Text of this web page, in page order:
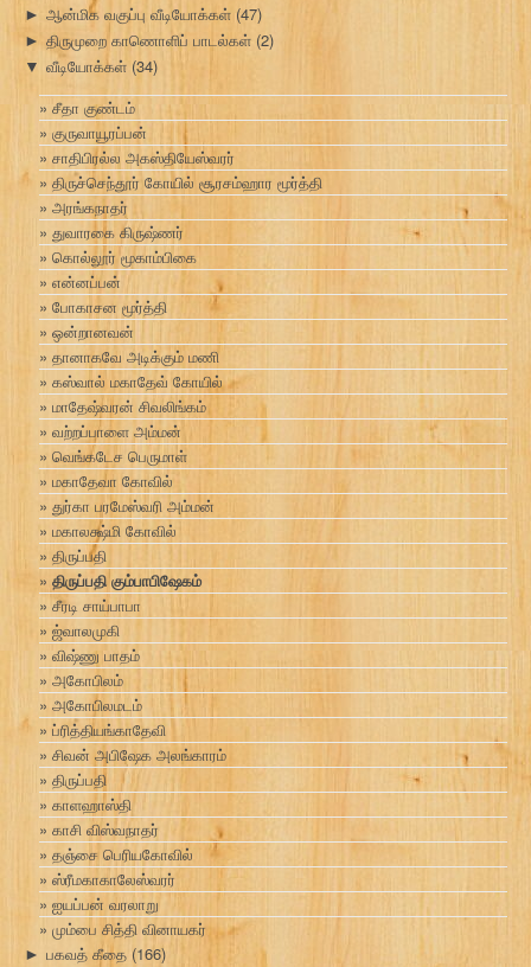
► ஆன்மிக வகுப்பு வீடியோக்கள் (47)
► திருமுறை காணொளிப் பாடல்கள் (2)
▼ வீடியோக்கள் (34)
சீதா குண்டம்
குருவாயூரப்பன்
சாதிபிரல்ல அகஸ்தியேஸ்வரர்
திருச்செந்தூர் கோயில் சூரசம்ஹார மூர்த்தி
அரங்கநாதர்
துவாரகை கிருஷ்ணர்
கொல்லூர் மூகாம்பிகை
என்னப்பன்
போகாசன மூர்த்தி
ஒன்றானவன்
தானாகவே அடிக்கும் மணி
கஸ்வால் மகாதேவ் கோயில்
மாதேஷ்வரன் சிவலிங்கம்
வற்றப்பாளை அம்மன்
வெங்கடேச பெருமாள்
மகாதேவா கோவில்
துர்கா பரமேஸ்வரி அம்மன்
மகாலக்ஷ்மி கோவில்
திருப்பதி
திருப்பதி கும்பாபிஷேகம்
சீரடி சாய்பாபா
ஜ்வாலமுகி
விஷ்ணு பாதம்
அகோபிலம்
அகோபிலமடம்
ப்ரித்தியங்காதேவி
சிவன் அபிஷேக அலங்காரம்
திருப்பதி
காளஹாஸ்தி
காசி விஸ்வநாதர்
தஞ்சை பெரியகோவில்
ஸ்ரீமகாகாலேஸ்வரர்
ஐயப்பன் வரலாறு
மும்பை சித்தி வினாயகர்
► பகவத் கீதை (166)